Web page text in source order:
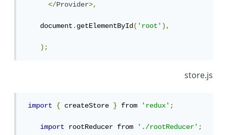
</Provider>,
    document
.getElementById('root'),
);
store.js
import { createStore } from 'redux';
import rootReducer from './rootReducer';